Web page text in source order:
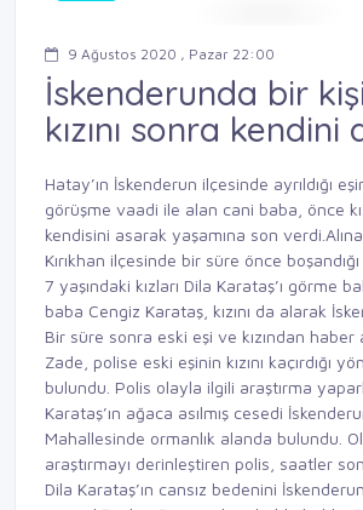
9 Ağustos 2020 , Pazar 22:00
İskenderunda bir
kızını sonra kendini
Hatay’ın İskenderun ilçesinde ayrıldığı
görüşme vaadi ile alan cani baba, önce
kendisini asarak yaşamına son
Kırıkhan ilçesinde bir süre önce
7 yaşındaki kızları Dila Karataş’ı görme
baba Cengiz Karataş, kızını da alarak
Bir süre sonra eski eşi ve kızından
Zade, polise eski eşinin kızını kaçırdığı
bulundu. Polis olayla ilgili araştırma
Karataş’ın ağaca asılmış cesedi
Mahallesinde ormanlık alanda bulundu.
araştırmayı derinleştiren polis, saatler
Dila Karataş’ın cansız bedenini